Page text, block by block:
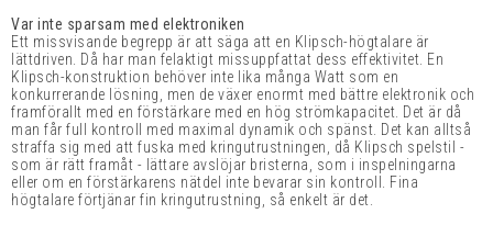
Var inte sparsam med elektroniken
Ett missvisande begrepp är att säga att en Klipsch-högtalare är
lättdriven. Då har man felaktigt missuppfattat dess effektivitet. En
Klipsch-konstruktion behöver inte lika många Watt som en
konkurrerande lösning, men de växer enormt med bättre elektronik och
framförallt med en förstärkare med en hög strömkapacitet. Det är då
man får full kontroll med maximal dynamik och spänst. Det kan alltså
straffa sig med att fuska med kringutrustningen, då Klipsch spelstil -
som är rätt framåt - lättare avslöjar bristerna, som i inspelningarna
eller om en förstärkarens nätdel inte bevarar sin kontroll. Fina
högtalare förtjänar fin kringutrustning, så enkelt är det.